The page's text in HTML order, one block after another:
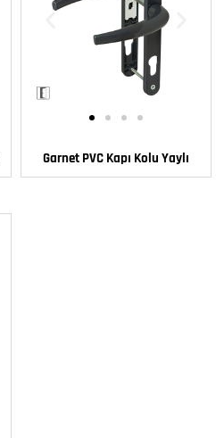
Garnet PVC Kapı Kolu Yaylı